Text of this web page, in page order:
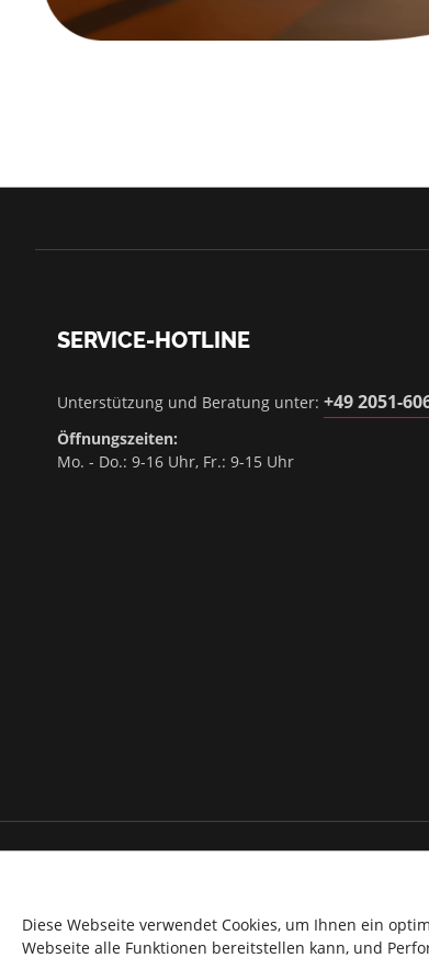
SERVICE-HOTLINE
Unterstützung und Beratung unter: +49 2051-
Öffnungszeiten:
Mo. - Do.: 9-16 Uhr, Fr.: 9-15 Uhr
Diese Webseite verwendet Cookies, um Ihnen ein
Webseite alle Funktionen bereitstellen kann, und